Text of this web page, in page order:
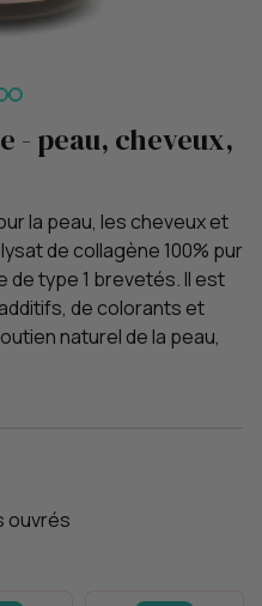
- peau, cheveux,
la peau, les cheveux et
de collagène 100% pur
de type 1 brevetés. Il est
de colorants et
naturel de la peau,
ouvrés